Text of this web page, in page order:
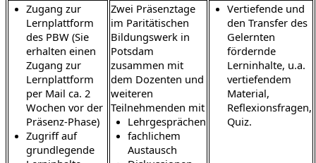
Zugang zur
Lernplattform
des PBW (Sie
erhalten einen
Zugang zur
Lernplattform
per Mail ca. 2
Wochen vor der
Präsenz-Phase)
Zugriff auf
grundlegende
Zwei Präsenztage
im Paritätischen
Bildungswerk in
Potsdam
zusammen mit
dem Dozenten und
weiteren
Teilnehmenden mit
Lehrgesprächen
fachlichem
Austausch
Vertiefende und
den Transfer des
Gelernten
fördernde
Lerninhalte, u.a.
vertiefendem
Material,
Reflexionsfragen,
Quiz.